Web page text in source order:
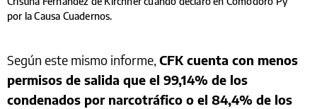
por la Causa Cuadernos.
Según este mismo informe, CFK cuenta con menos
permisos de salida que el 99,14% de los
condenados por narcotráfico o el 84,4% de los